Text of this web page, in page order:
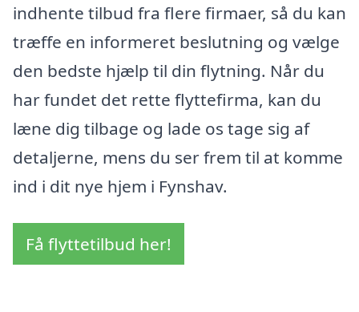
indhente tilbud fra flere firmaer, så du kan
træffe en informeret beslutning og vælge
den bedste hjælp til din flytning. Når du
har fundet det rette flyttefirma, kan du
læne dig tilbage og lade os tage sig af
detaljerne, mens du ser frem til at komme
ind i dit nye hjem i Fynshav.
Få flyttetilbud her!